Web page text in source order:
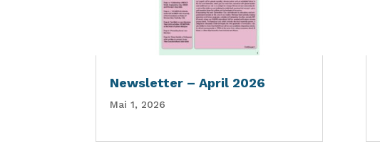
Newsletter – April 2026
Mai 1, 2026